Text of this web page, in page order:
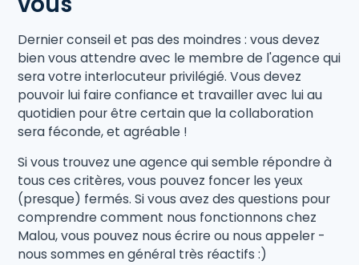
Dernier conseil et pas des moindres : vous devez
bien vous attendre avec le membre de l'agence qui
sera votre interlocuteur privilégié. Vous devez
pouvoir lui faire confiance et travailler avec lui au
quotidien pour être certain que la collaboration
sera féconde, et agréable !
Si vous trouvez une agence qui semble répondre à
tous ces critères, vous pouvez foncer les yeux
(presque) fermés. Si vous avez des questions pour
comprendre comment nous fonctionnons chez
Malou, vous pouvez nous écrire ou nous appeler -
nous sommes en général très réactifs :)